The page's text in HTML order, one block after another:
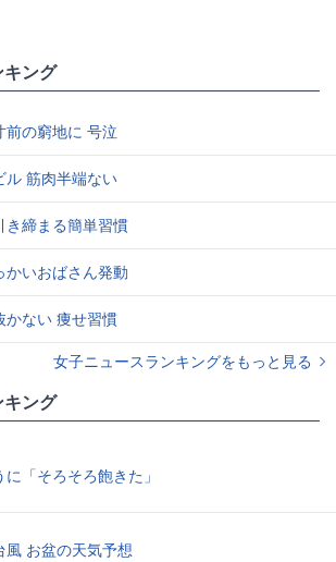
ング
前の窮地に 号泣
ル 筋肉半端ない
き締まる簡単習慣
かいおばさん発動
かない 痩せ習慣
女子ニュースランキングをもっと見る
ング
に「そろそろ飽きた」
風 お盆の天気予想